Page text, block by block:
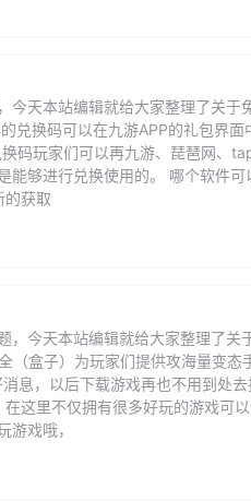
天本站编辑就给大家整理了关
兑换码可以在九游APP的礼包界
码玩家们可以再九游、琵琶网、
够进行兑换使用的。 哪个软件
的获取
今天本站编辑就给大家整理了
（盒子）为玩家们提供攻海量变
息，以后下载游戏再也不用到处
这里不仅拥有很多好玩的游戏可
戏哦，